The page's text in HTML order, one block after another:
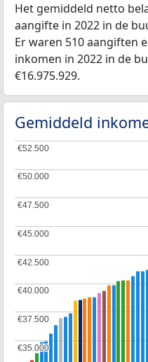
Het gemiddeld netto
aangifte in 2022 in de
Er waren 510 aangiften
inkomen in 2022 in de
€16.975.929.
Gemiddeld
€35.000
€35.000
€37.500
€37.500
€40.000
€40.000
€42.500
€42.500
€45.000
€45.000
€47.500
€47.500
€50.000
€50.000
€52.500
€52.500